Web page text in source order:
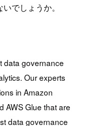
でしょうか。
data governance
Our experts
in Amazon
AWS Glue that are
data governance